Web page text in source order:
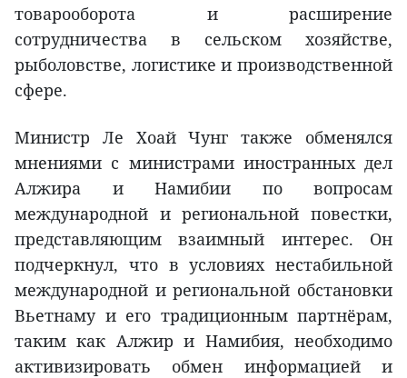
товарооборота и расширение
сотрудничества в сельском хозяйстве,
рыболовстве, логистике и производственной
сфере.
Министр Ле Хоай Чунг также обменялся
мнениями с министрами иностранных дел
Алжира и Намибии по вопросам
международной и региональной повестки,
представляющим взаимный интерес. Он
подчеркнул, что в условиях нестабильной
международной и региональной обстановки
Вьетнаму и его традиционным партнёрам,
таким как Алжир и Намибия, необходимо
активизировать обмен информацией и